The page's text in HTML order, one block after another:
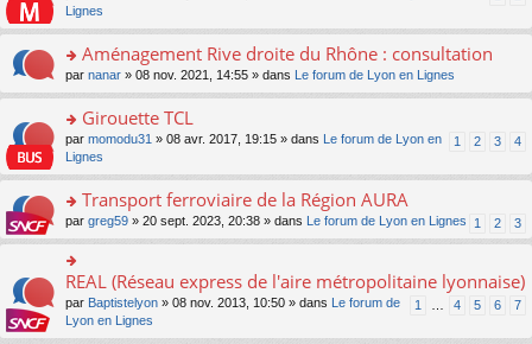
ré
e
nt
lu
u
s
ré
e
nt
n
o
n
le
u
s
ré
c
nt
s
e
n
o
n
le
s
ré
c
e
nt
m
e
s
s
e
n
o
n
lu
pl
s
ré
c
nt
s
er
le
m
e
s
s
e
n
o
n
lu
pl
Lignes
o
n
ult
er
le
m
e
s
a
e
n
o
Aménagement Rive droite du Rhône : consultation
par nanar » 08 nov. 2021, 14:55 » dans Le forum de Lyon en Lignes
o
s
er
le
m
e
s
s
a
Girouette TCL
1 2 3 4
par momodu31 » 08 avr. 2017, 19:15 » dans
Le forum de Lyon en
Lignes
o
n
s
ult
er
le
m
Transport ferroviaire de la Région AURA
1 2 3
par greg59 » 20 sept. 2023, 20:38 » dans Le forum de Lyon en Lignes
o
n
s
REAL (Réseau express de l'aire métropolitaine lyonnaise)
1 4 5 6 7
par Baptistelyon » 08 nov. 2013, 10:50 » dans
Le forum de
Lyon en Lignes